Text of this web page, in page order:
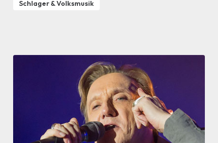
Schlager & Volksmusik